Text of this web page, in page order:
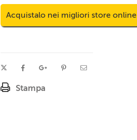
Acquistalo nei migliori store online
Stampa